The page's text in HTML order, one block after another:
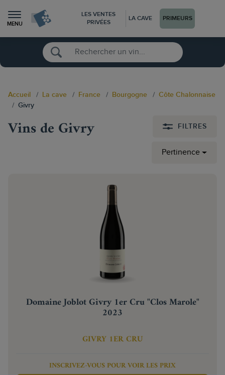
MENU
LES VENTES
PRIVÉES
LA CAVE PRIMEURS
Accueil La cave France Bourgogne
Côte Chalonnaise
Givry
FILTRES
Vins de Givry
Pertinence
Domaine Joblot Givry 1er Cru "Clos Marole"
2023
GIVRY 1ER CRU
INSCRIVEZ-VOUS POUR VOIR LES PRIX